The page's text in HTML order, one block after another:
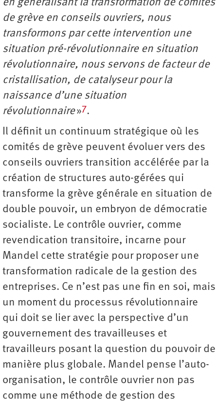
en généralisant la transformation de comités
de grève en conseils ouvriers, nous
transformons par cette intervention une
situation pré-révolutionnaire en situation
révolutionnaire, nous servons de facteur de
cristallisation, de catalyseur pour la
naissance d’une situation
révolutionnaire»7.
Il définit un continuum stratégique où les
comités de grève peuvent évoluer vers des
conseils ouvriers transition accélérée par la
création de structures auto-gérées qui
transforme la grève générale en situation de
double pouvoir, un embryon de démocratie
socialiste. Le contrôle ouvrier, comme
revendication transitoire, incarne pour
Mandel cette stratégie pour proposer une
transformation radicale de la gestion des
entreprises. Ce n’est pas une fin en soi, mais
un moment du processus révolutionnaire
qui doit se lier avec la perspective d’un
gouvernement des travailleuses et
travailleurs posant la question du pouvoir de
manière plus globale. Mandel pense l’auto-
organisation, le contrôle ouvrier non pas
comme une méthode de gestion des